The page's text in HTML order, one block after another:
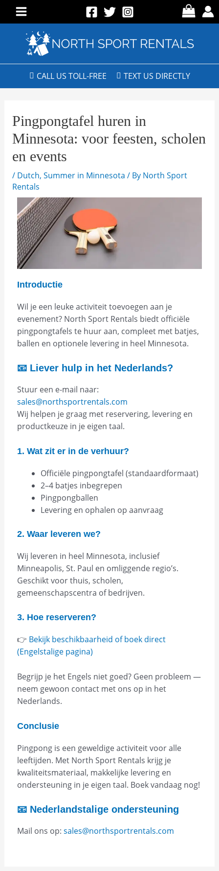
CALL US TOLL-FREE TEXT US DIRECTLY
Pingpongtafel huren in
Minnesota: voor feesten, scholen
en events
/ Dutch, Summer in Minnesota / By North Sport
Rentals
Introductie
Wil je een leuke activiteit toevoegen aan je
evenement? North Sport Rentals biedt officiële
pingpongtafels te huur aan, compleet met batjes,
ballen en optionele levering in heel Minnesota.
📧 Liever hulp in het Nederlands?
Stuur een e-mail naar:
sales@northsportrentals.com
Wij helpen je graag met reservering, levering en
productkeuze in je eigen taal.
1. Wat zit er in de verhuur?
Officiële pingpongtafel (standaardformaat)
2–4 batjes inbegrepen
Pingpongballen
Levering en ophalen op aanvraag
2. Waar leveren we?
Wij leveren in heel Minnesota, inclusief
Minneapolis, St. Paul en omliggende regio’s.
Geschikt voor thuis, scholen,
gemeenschapscentra of bedrijven.
3. Hoe reserveren?
👉 Bekijk beschikbaarheid of boek direct
(Engelstalige pagina)
Begrijp je het Engels niet goed? Geen probleem —
neem gewoon contact met ons op in het
Nederlands.
Conclusie
Pingpong is een geweldige activiteit voor alle
leeftijden. Met North Sport Rentals krijg je
kwaliteitsmateriaal, makkelijke levering en
ondersteuning in je eigen taal. Boek vandaag nog!
📧 Nederlandstalige ondersteuning
Mail ons op: sales@northsportrentals.com